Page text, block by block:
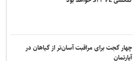
چهار گجت برای مراقبت آسان‌تر از گیاهان در
آپارتمان